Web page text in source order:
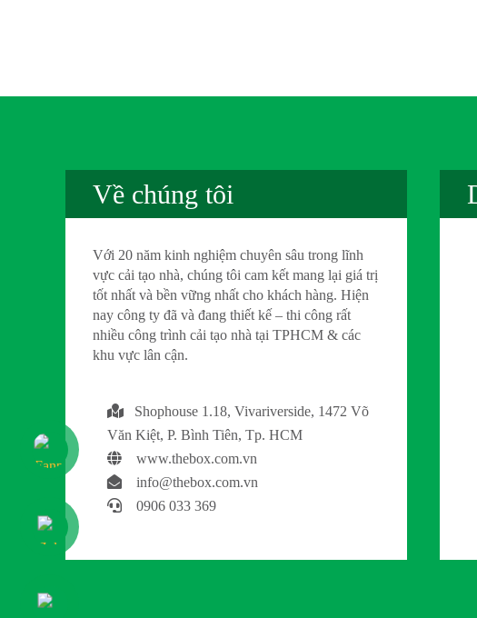
Về chúng tôi
Với 20 năm kinh nghiệm chuyên sâu trong lĩnh
vực cải tạo nhà, chúng tôi cam kết mang lại giá trị
tốt nhất và bền vững nhất cho khách hàng. Hiện
nay công ty đã và đang thiết kế – thi công rất
nhiều công trình cải tạo nhà tại TPHCM & các
khu vực lân cận.
Shophouse 1.18, Vivariverside, 1472 Võ
Văn Kiệt, P. Bình Tiên, Tp. HCM
www.thebox.com.vn
info@thebox.com.vn
0906 033 369